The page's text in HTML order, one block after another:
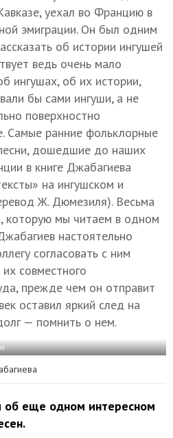
уехал во Францию в
эмиграции. Он был одним
об истории ингушей
ведь очень мало
ингушах, об их истории,
бы сами ингуши, а не
поверхностно
Самые ранние фольклорные
дошедшие до наших
в книге Джабагиева
на ингушском и
Ж. Дюмезиля). Весьма
которую мы читаем в одном
настоятельно
согласовать с ним
совместного
прежде чем он отправит
оставил яркий след на
— помнить о нем.
еще одном интересном